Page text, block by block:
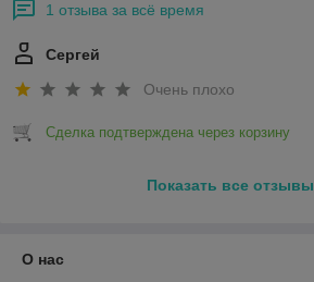
1 отзыва за всё время
Сергей
Очень плохо
Сделка подтверждена через корзину
Показать все отзывы
О нас